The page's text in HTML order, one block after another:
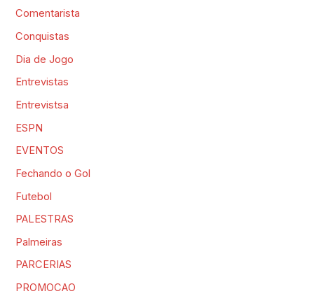
Comentarista
Conquistas
Dia de Jogo
Entrevistas
Entrevistsa
ESPN
EVENTOS
Fechando o Gol
Futebol
PALESTRAS
Palmeiras
PARCERIAS
PROMOCAO